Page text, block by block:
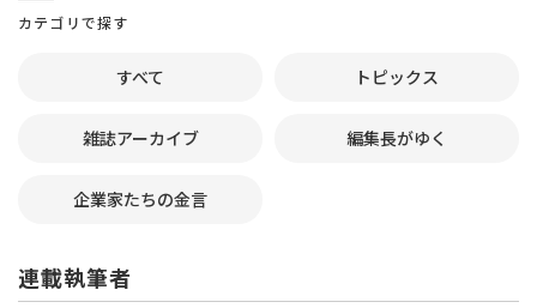
カテゴリで探す
すべて トピックス
雑誌アーカイブ 編集長がゆく
企業家たちの金言
連載執筆者